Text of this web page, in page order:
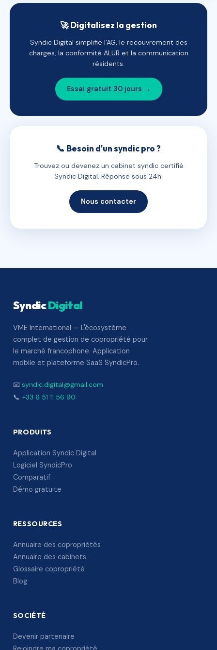
🚀 Digitalisez la gestion
Syndic Digital simplifie l'AG, le recouvrement des
charges, la conformité ALUR et la communication
résidents.
Essai gratuit 30 jours →
📞 Besoin d'un syndic pro ?
Trouvez ou devenez un cabinet syndic certifié
Syndic Digital. Réponse sous 24h.
Nous contacter
SyndicDigital
VME International — L'écosystème
complet de gestion de copropriété pour
le marché francophone. Application
mobile et plateforme SaaS SyndicPro.
📧 syndic.digital@gmail.com
📞 +33 6 51 11 56 90
PRODUITS
Application Syndic Digital
Logiciel SyndicPro
Comparatif
Démo gratuite
RESSOURCES
Annuaire des copropriétés
Annuaire des cabinets
Glossaire copropriété
Blog
SOCIÉTÉ
Devenir partenaire